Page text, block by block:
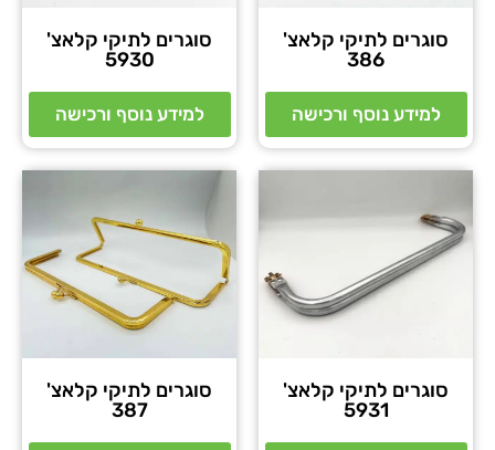
סוגרים לתיקי קלאצ'
386
למידע נוסף ורכישה
סוגרים לתיקי קלאצ'
5930
למידע נוסף ורכישה
סוגרים לתיקי קלאצ'
5931
סוגרים לתיקי קלאצ'
387